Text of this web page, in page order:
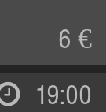
6 €
19:00